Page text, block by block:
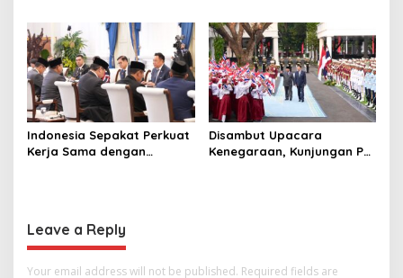
Perusahaan untuk Crypto
Selamat Ulang Tahun ke
Raja Thailand
Indonesia Sepakat Perkuat
Kerja Sama dengan
Disambut Upacara
Kenegaraan, Kunjungan PM
Leave a Reply
Your email address will not be published. Required fields are